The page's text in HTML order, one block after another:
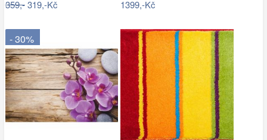
359,-319,-Kč 1399,-Kč
- 30%